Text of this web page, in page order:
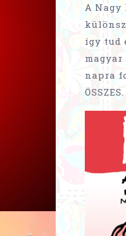
A Nagy
így tud
napra
ÖSSZES.